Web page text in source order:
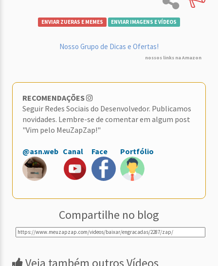
ENVIAR ZUERAS E MEMES ENVIAR IMAGENS E VÍDEOS
Nosso Grupo de Dicas e Ofertas!
nossos links na Amazon
RECOMENDAÇÕES
Seguir Redes Sociais do Desenvolvedor. Publicamos
novidades. Lembre-se de comentar em algum post
"Vim pelo MeuZapZap!"
@asn.web Canal Face Portfólio
Compartilhe no blog
Veja também outros Vídeos